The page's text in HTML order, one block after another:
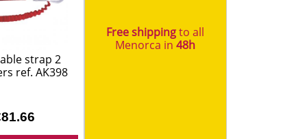
strap 2
ref. AK398
Free shippingto all
Menorca in48h​